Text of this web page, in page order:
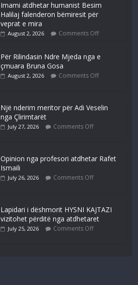
Imami atdhetar humanist Besim
Halilaj falenderon bëmiresit për
veprat e mira
August 2, 2026 Comments Off
Për Rilindasin Ndre Mjeda nga e
çmuara Bruna Gosa
August 2, 2026 Comments Off
Një nderim meritor për Adi Veselin
nga Çlirimtarët
July 27, 2026 Comments Off
Opinion nga profesori atdhetar Rafet
Ismaili
July 26, 2026 Comments Off
Lapidari i dëshmorit HYSNI KAJTAZI
vizitohet përditë nga atdhetaret
July 25, 2026 Comments Off